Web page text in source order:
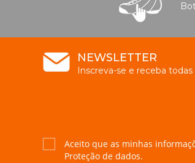
NEWSLETTER
Inscreva-se e receba todas
Aceito que as minhas
Proteção de dados.